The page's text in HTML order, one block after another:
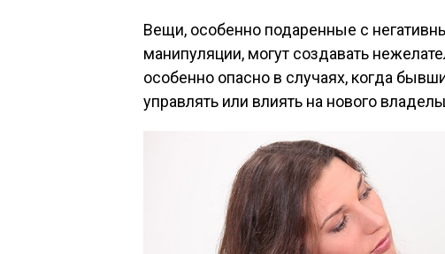
Вещи, особенно подаренные с
манипуляции, могут создавать
особенно опасно в случаях, когда
управлять или влиять на нового